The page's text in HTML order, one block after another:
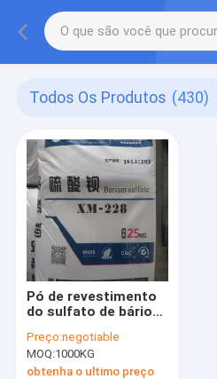
Todos Os Produtos (430)
Pó de revestimento
do sulfato de bário
pó XM228 para a
pintura
Preço:negotiable
MOQ:1000KG
obtenha o ultimo preço